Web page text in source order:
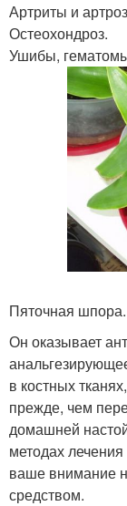
Артриты и
Остеохондроз.
Ушибы,
Пяточная шпора.
Он оказывает
в костных
прежде, чем
домашней
методах
ваше внимание
средством.